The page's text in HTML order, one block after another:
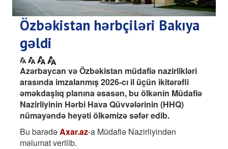
Özbəkistan hərbçiləri Bakıya
gəldi
Azərbaycan və Özbəkistan müdafiə nazirlikləri
arasında imzalanmış 2026-cı il üçün ikitərəfli
əməkdaşlıq planına əsasən, bu ölkənin Müdafiə
Nazirliyinin Hərbi Hava Qüvvələrinin (HHQ)
nümayəndə heyəti ölkəmizə səfər edib.
Bu barədə Axar.az-a Müdafiə Nazirliyindən
məlumat verilib.